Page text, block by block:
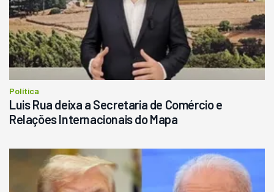
Política
Luis Rua deixa a Secretaria de Comércio e
Relações Internacionais do Mapa